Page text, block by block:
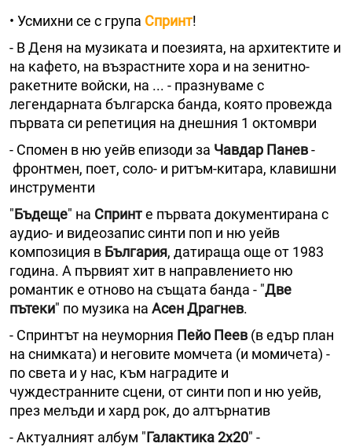
• Усмихни се с група Спринт!
- В Деня на музиката и поезията, на архитектите и
на кафето, на възрастните хора и на зенитно-
ракетните войски, на ... - празнуваме с
легендарната българска банда, която провежда
първата си репетиция на днешния 1 октомври
- Спомен в ню уейв епизоди за Чавдар Панев-
фронтмен, поет, соло- и ритъм-китара, клавишни
инструменти
"Бъдеще" на Спринте първата документирана с
аудио- и видеозапис синти поп и ню уейв
композиция в България, датираща още от 1983
година. А първият хит в направлението ню
романтик е отново на същата банда - "Две
пътеки" по музика на Асен Драгнев.
- Спринтът на неуморния Пейо Пеев (в едър план
на снимката) и неговите момчета (и момичета) -
по света и у нас, към наградите и
чуждестранните сцени, от синти поп и ню уейв,
през мелъди и хард рок, до aлтърнатив
- Актуалният албум "Галактика 2х20" -